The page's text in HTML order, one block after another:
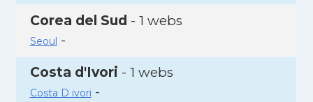
Corea del Sud - 1 webs
Seoul -
Costa d'Ivori - 1 webs
Costa D ivori -